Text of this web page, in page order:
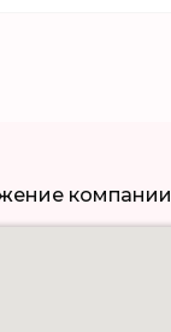
компании